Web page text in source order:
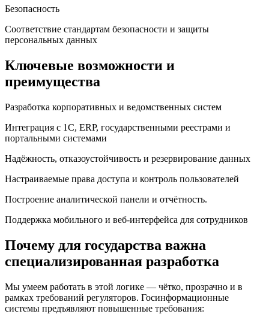
Безопасность
Соответствие стандартам безопасности и защиты
персональных данных
Ключевые возможности и
преимущества
Разработка корпоративных и ведомственных систем
Интеграция с 1С, ERP, государственными реестрами и
портальными системами
Надёжность, отказоустойчивость и резервирование данных
Настраиваемые права доступа и контроль пользователей
Построение аналитической панели и отчётность.
Поддержка мобильного и веб-интерфейса для сотрудников
Почему для государства важна
специализированная разработка
Мы умеем работать в этой логике — чётко, прозрачно и в
рамках требований регуляторов. Госинформационные
системы предъявляют повышенные требования: